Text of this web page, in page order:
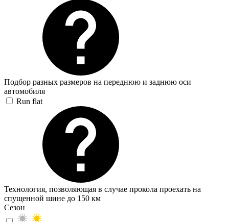
Подбор разных размеров на переднюю и заднюю оси
автомобиля
Run flat
Технология, позволяющая в случае прокола проехать на
спущенной шине до 150 км
Сезон